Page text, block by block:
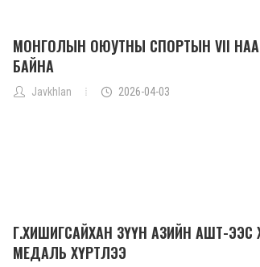
МОНГОЛЫН ОЮУТНЫ СПОРТЫН VII
БАЙНА
Javkhlan 2026-04-03
Г.ХИШИГСАЙХАН ЗҮҮН АЗИЙН АШТ-ЭЭС
МЕДАЛЬ ХҮРТЛЭЭ